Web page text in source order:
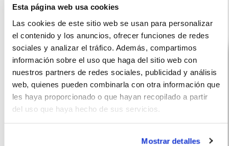
Esta página web usa cookies
Las cookies de este sitio web se usan para personalizar
el contenido y los anuncios, ofrecer funciones de redes
sociales y analizar el tráfico. Además, compartimos
información sobre el uso que haga del sitio web con
nuestros partners de redes sociales, publicidad y análisis
web, quienes pueden combinarla con otra información que
les haya proporcionado o que hayan recopilado a partir
del uso que haya hecho de sus servicios.
Mostrar detalles
Otras ofertas de HYUNDAI KONA